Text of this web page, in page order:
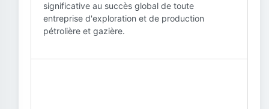
significative au succès global de toute
entreprise d'exploration et de production
pétrolière et gazière.